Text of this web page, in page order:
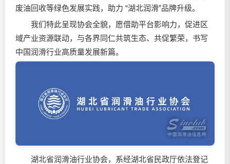
废油回收等绿色发展实践，助力 “湖北润滑”品牌升级。
我们特此呈现协会全貌，愿借助平台影响力，促进区
域产业资源联动，与各界同仁共筑生态、共促繁荣，书写
中国润滑行业高质量发展新篇。
湖北省润滑油行业协会，系经湖北省民政厅依法登记